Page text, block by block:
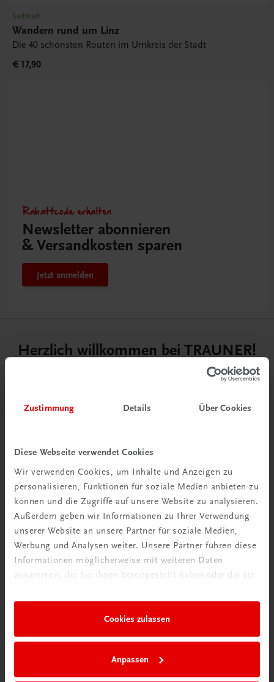
Zustimmung Details Über Cookies
Diese Webseite verwendet Cookies
Wir verwenden Cookies, um Inhalte und Anzeigen zu
personalisieren, Funktionen für soziale Medien anbieten zu
können und die Zugriffe auf unsere Website zu analysieren.
Außerdem geben wir Informationen zu Ihrer Verwendung
unserer Website an unsere Partner für soziale Medien,
Werbung und Analysen weiter. Unsere Partner führen diese
Informationen möglicherweise mit weiteren Daten
zusammen, die Sie ihnen bereitgestellt haben oder die sie
Cookies zulassen
Anpassen
Sachbuch
Wandern rund um Linz
Die 40 schönsten Routen im Umkreis der Stadt
€ 17,90
Rabattcode erhalten
Newsletter abonnieren
& Versandkosten sparen
Jetzt anmelden
Herzlich willkommen bei TRAUNER!
Wir sind ein österreichisches Familienunternehmen mit
Begeisterung für unsere Produkte.
mehr erfahren
TRAUNER Verlag + Buchservice GmbH
Köglstraße 14 | 4020 Linz
Tel.:+43 732 778241
buchservice@trauner.at
WhatsApp:+43 664 88 58 69 41